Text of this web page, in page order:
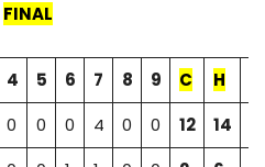
FINAL
4 5 6 7 8 9 C H
0 0 0 4 0 0 12 14